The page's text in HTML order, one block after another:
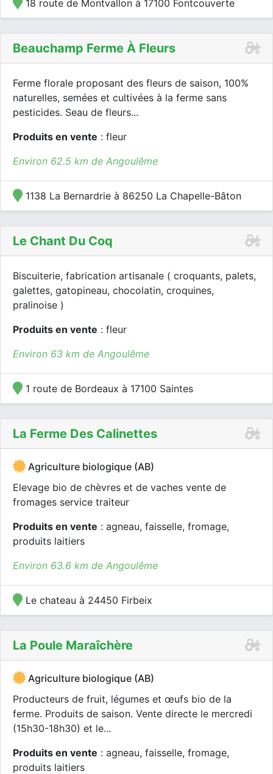
18 route de Montvallon à 17100 Fontcouverte
Beauchamp Ferme À Fleurs
Ferme florale proposant des fleurs de saison, 100%
naturelles, semées et cultivées à la ferme sans
pesticides. Seau de fleurs...
Produits en vente : fleur
Environ 62.5 km de Angoulême
1138 La Bernardrie à 86250 La Chapelle-Bâton
Le Chant Du Coq
Biscuiterie, fabrication artisanale ( croquants, palets,
galettes, gatopineau, chocolatin, croquines,
pralinoise )
Produits en vente : fleur
Environ 63 km de Angoulême
1 route de Bordeaux à 17100 Saintes
La Ferme Des Calinettes
Agriculture biologique (AB)
Elevage bio de chèvres et de vaches vente de
fromages service traiteur
Produits en vente : agneau, faisselle, fromage,
produits laitiers
Environ 63.6 km de Angoulême
Le chateau à 24450 Firbeix
La Poule Maraîchère
Agriculture biologique (AB)
Producteurs de fruit, légumes et œufs bio de la
ferme. Produits de saison. Vente directe le mercredi
(15h30-18h30) et le...
Produits en vente : agneau, faisselle, fromage,
produits laitiers